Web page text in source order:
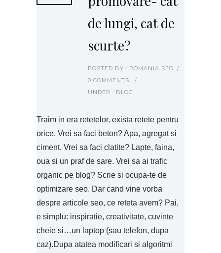
de lungi, cat de
scurte?
POSTED BY : ROMANIA SEO /
0 COMMENTS
/
UNDER : BLOG
Traim in era retetelor, exista retete pentru
orice. Vrei sa faci beton? Apa, agregat si
ciment. Vrei sa faci clatite? Lapte, faina,
oua si un praf de sare. Vrei sa ai trafic
organic pe blog? Scrie si ocupa-te de
optimizare seo. Dar cand vine vorba
despre articole seo, ce reteta avem? Pai,
e simplu: inspiratie, creativitate, cuvinte
cheie si…un laptop (sau telefon, dupa
caz).Dupa atatea modificari si algoritmi